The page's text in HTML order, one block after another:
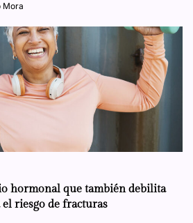
Mora
hormonal que también debilita
riesgo de fracturas